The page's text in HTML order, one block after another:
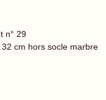
n° 29
32 cm hors socle marbre